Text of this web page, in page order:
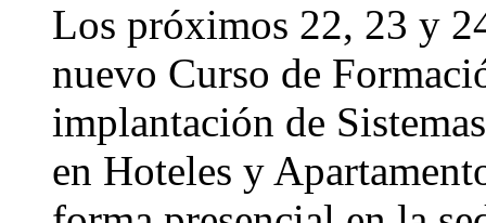
Los próximos 22, 23 y
nuevo Curso de
implantación de
en Hoteles y